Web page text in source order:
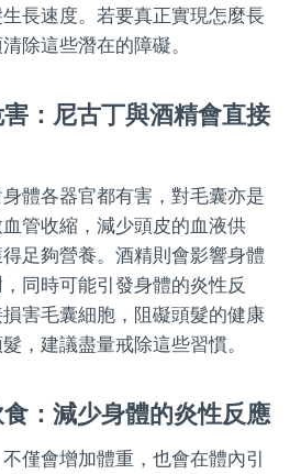
長速度。若要真正實現怎麼長
除這些潛在的障礙。
：尼古丁與酒精會直接
體各器官都有害，對毛囊亦是
管收縮，減少頭皮的血液供
足夠營養。酒精則會影響身體
同時可能引發身體的炎性反
害毛囊細胞，阻礙頭髮的健康
，建議盡量戒除這些習慣。
：減少身體的炎性反應
僅會增加體重，也會在體內引